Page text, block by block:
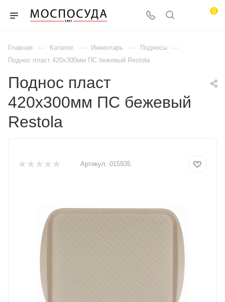
0
Главная — Каталог — Инвентарь — Подносы —
Поднос пласт 420х300мм ПС бежевый Restola
Поднос пласт
420х300мм ПС бежевый
Restola
Артикул: 015935